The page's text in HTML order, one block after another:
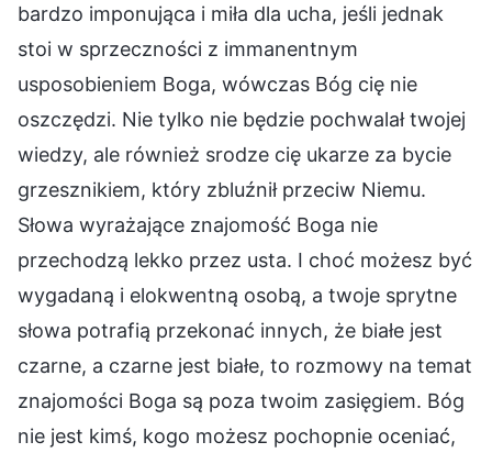
bardzo imponująca i miła dla ucha, jeśli jednak
stoi w sprzeczności z immanentnym
usposobieniem Boga, wówczas Bóg cię nie
oszczędzi. Nie tylko nie będzie pochwalał twojej
wiedzy, ale również srodze cię ukarze za bycie
grzesznikiem, który zbluźnił przeciw Niemu.
Słowa wyrażające znajomość Boga nie
przechodzą lekko przez usta. I choć możesz być
wygadaną i elokwentną osobą, a twoje sprytne
słowa potrafią przekonać innych, że białe jest
czarne, a czarne jest białe, to rozmowy na temat
znajomości Boga są poza twoim zasięgiem. Bóg
nie jest kimś, kogo możesz pochopnie oceniać,